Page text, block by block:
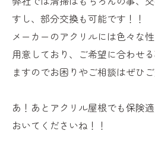
すし、部分交換も可能です！！
メーカーのアクリルには色々な
用意しており、ご希望に合わせ
ますのでお困りやご相談はぜひ
あ！あとアクリル屋根でも保険
おいてくださいね！！